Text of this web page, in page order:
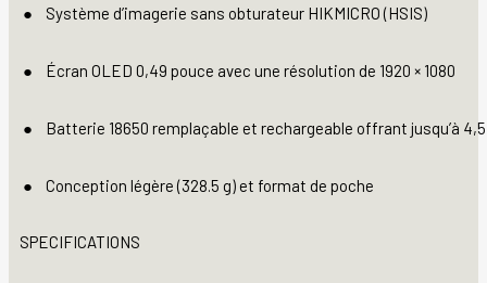
● Système d’imagerie sans obturateur HIKMICRO (HSIS)
● Écran OLED 0,49 pouce avec une résolution de 1920 × 1080
● Batterie 18650 remplaçable et rechargeable offrant jusqu’à
● Conception légère (328.5 g) et format de poche
SPECIFICATIONS